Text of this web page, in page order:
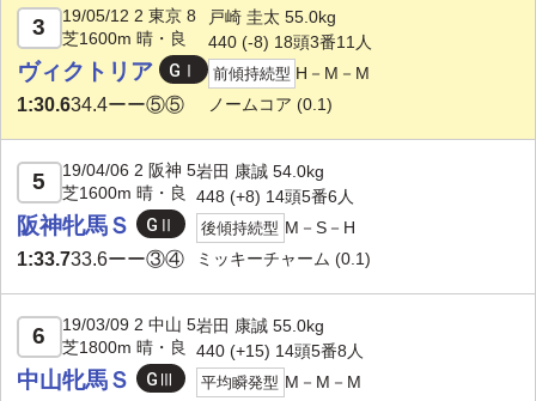
3
19/05/12 2 東京 8
芝1600m 晴・良
ヴィクトリア
1:30.634.4ーー⑤⑤
戸崎 圭太 55.0kg
440 (-8) 18頭3番11人
前傾持続型 H－M－M
ノームコア (0.1)
5
19/04/06 2 阪神 5
芝1600m 晴・良
阪神牝馬Ｓ
1:33.733.6ーー③④
岩田 康誠 54.0kg
448 (+8) 14頭5番6人
後傾持続型 M－S－H
ミッキーチャーム (0.1)
6
19/03/09 2 中山 5
芝1800m 晴・良
中山牝馬Ｓ
岩田 康誠 55.0kg
440 (+15) 14頭5番8人
平均瞬発型 M－M－M